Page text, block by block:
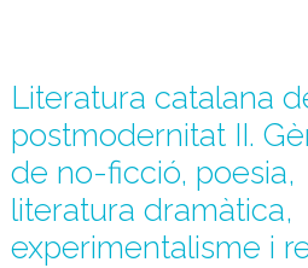
Literatura catalana
postmodernitat II.
de no-ficció, poesia,
literatura dramàtica,
experimentalisme i